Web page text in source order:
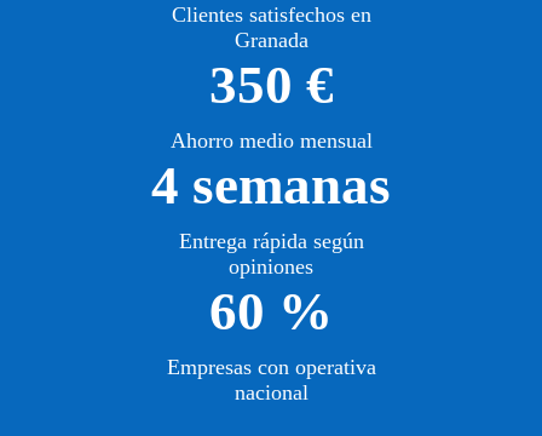
Clientes satisfechos en
Granada
350 €
Ahorro medio mensual
4 semanas
Entrega rápida según
opiniones
60 %
Empresas con operativa
nacional